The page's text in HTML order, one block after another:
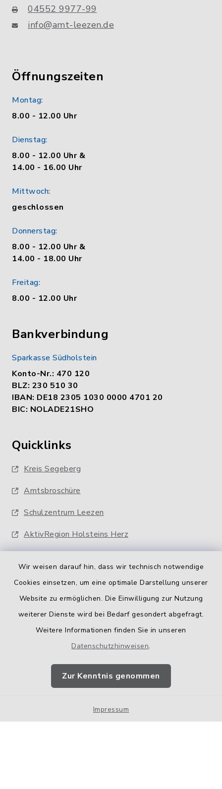
Wir weisen darauf hin, dass wir technisch notwendige
Cookies einsetzen, um eine optimale Darstellung unserer
Website zu ermöglichen. Die Einwilligung zur Nutzung
weiterer Dienste wird bei Bedarf gesondert abgefragt.
Weitere Informationen finden Sie in unseren
Datenschutzhinweisen.
Zur Kenntnis genommen
Impressum
04552 9977-99
info@amt-leezen.de
Öffnungszeiten
Montag:
8.00 - 12.00 Uhr
Dienstag:
8.00 - 12.00 Uhr &
14.00 - 16.00 Uhr
Mittwoch:
geschlossen
Donnerstag:
8.00 - 12.00 Uhr &
14.00 - 18.00 Uhr
Freitag:
8.00 - 12.00 Uhr
Bankverbindung
Sparkasse Südholstein
Konto-Nr.: 470 120
BLZ: 230 510 30
IBAN: DE18 2305 1030 0000 4701 20
BIC: NOLADE21SHO
Quicklinks
Kreis Segeberg
Amtsbroschüre
Schulzentrum Leezen
AktivRegion Holsteins Herz
Barrierefreiheit
Impressum
Sitemap